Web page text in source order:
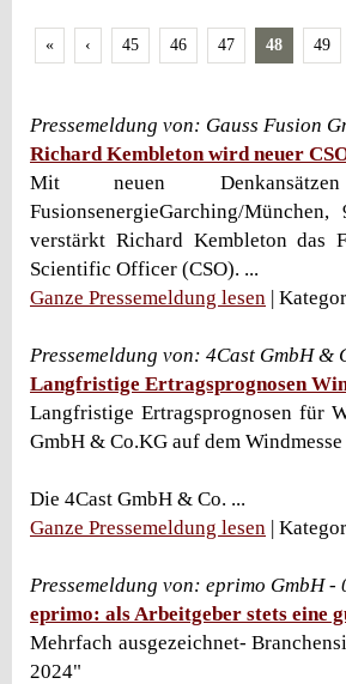
« ‹ 45 46 47 48 49
Pressemeldung von: Gauss Fusion
Richard Kembleton wird neuer
Mit neuen
FusionsenergieGarching/
verstärkt Richard Kembleton das
Scientific Officer (CSO). ...
Ganze Pressemeldung lesen |
Pressemeldung von: 4Cast GmbH
Langfristige Ertragsprognosen
Langfristige Ertragsprognosen für
GmbH & Co.KG auf dem
Die 4Cast GmbH & Co. ...
Ganze Pressemeldung lesen |
Pressemeldung von: eprimo GmbH
eprimo: als Arbeitgeber stets eine
Mehrfach ausgezeichnet-
2024"